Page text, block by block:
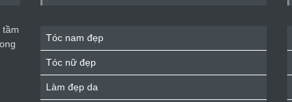
tầm
Tóc nam đẹp
Tóc nữ đẹp
Làm đẹp da